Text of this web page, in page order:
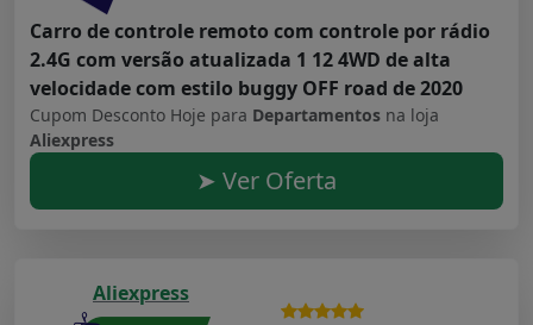
Carro de controle remoto com controle por rádio
2.4G com versão atualizada 1 12 4WD de alta
velocidade com estilo buggy OFF road de 2020
Cupom Desconto Hoje para Departamentos na loja
Aliexpress
➤ Ver Oferta
Aliexpress